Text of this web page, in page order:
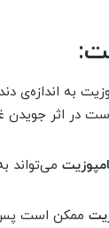
به اندازه‌ی
در اثر جویدن
می‌تواند
ممکن است پس